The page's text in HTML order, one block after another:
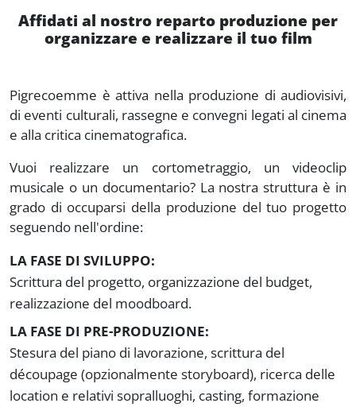
Affidati al nostro reparto produzione per
organizzare e realizzare il tuo film
Pigrecoemme è attiva nella produzione di audiovisivi,
di eventi culturali, rassegne e convegni legati al cinema
e alla critica cinematografica.
Vuoi realizzare un cortometraggio, un videoclip
musicale o un documentario? La nostra struttura è in
grado di occuparsi della produzione del tuo progetto
seguendo nell'ordine:
LA FASE DI SVILUPPO:
Scrittura del progetto, organizzazione del budget,
realizzazione del moodboard.
LA FASE DI PRE-PRODUZIONE:
Stesura del piano di lavorazione, scrittura del
découpage (opzionalmente storyboard), ricerca delle
location e relativi sopralluoghi, casting, formazione